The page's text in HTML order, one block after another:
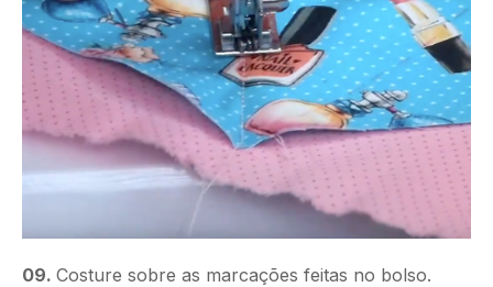
09. Costure sobre as marcações feitas no bolso.